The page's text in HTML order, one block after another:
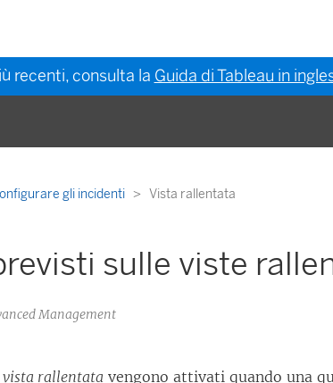
recenti, consulta la Guida di Tableau in
gli incidenti Vista rallentata
sulle viste
Management
vista rallentata vengono attivati quando una